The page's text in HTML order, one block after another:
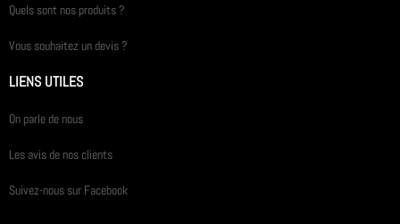
Quels sont nos produits ?
Vous souhaitez un devis ?
LIENS UTILES
On parle de nous
Les avis de nos clients
Suivez-nous sur Facebook